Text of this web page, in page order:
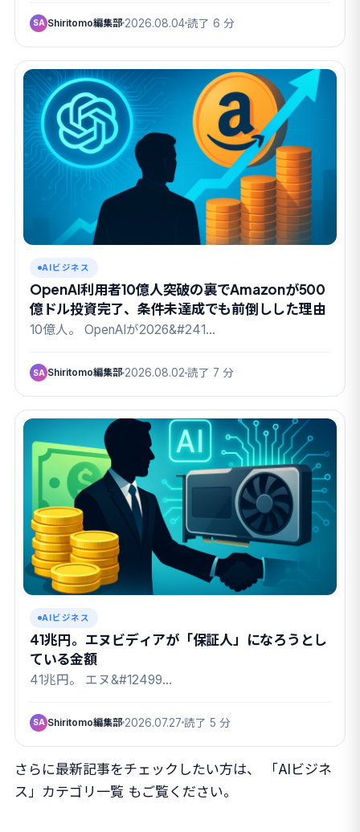
SA Shiritomo編集部 2026.08.04読了 6 分
AIビジネス
OpenAI利用者10億人突破の裏でAmazonが500
億ドル投資完了、条件未達成でも前倒しした理由
10億人。 OpenAIが2026&#241…
SA Shiritomo編集部 2026.08.02 読了 7 分
AIビジネス
41兆円。エヌビディアが「保証人」になろうとし
ている金額
41兆円。 エヌ&#12499…
SA Shiritomo編集部 2026.07.27 読了 5 分
さらに最新記事をチェックしたい方は、
「AIビジネ
ス」カテゴリ一覧 もご覧ください。